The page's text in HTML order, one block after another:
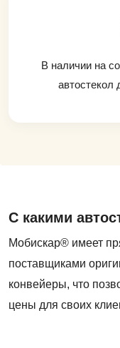
В наличии на
автостекол
С какими
Мобискар® имеет
поставщиками
конвейеры, что
цены для своих